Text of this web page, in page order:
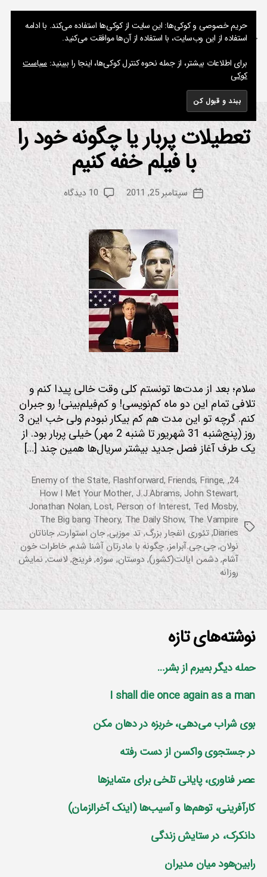
جستجو
نوشته های پراکنده یک مسعود
دسته‌ها
ین
ا
تعطیلات پربار یا چگونه خود را
با فیلم خفه کنیم
نویسنده
نوشته
م
ع
و
د
تاریخسپتامبر 25, 2011 10 دیدگاه
برای
تعطیلات
پربار
چگونه
خود
را
فیلم
خفه
سلام؛ بعد از مدت‌ها تونستم کلی وقت خالی پیدا کنم و
تلافی تمام این دو ماه کم‌نویسی! و کم‌فیلم‌بینی! رو جبران
کنم. گرچه تو این مدت هم کم بیکار نبودم ولی خب این 3
روز (پنج‌شنبه 31 شهریور تا شنبه 2 مهر) خیلی پربار بود. از
یک طرف آغاز فصل جدید بیشتر سریال‌ها همین چند […]
برچسب‌ها
24
,
Enemy of the State,Flashforward,Friends, Fringe,
How I Met Your Mother,J.J.Abrams,John Stewart,
Jonathan Nolan,Lost,Person of Interest, Ted Mosby,
The Big bang Theory,The Daily Show, The Vampire
Diaries
,تئوری انفجار بزرگ,تد موزبی,جان استوارت,جاناتان
نولان,جی.جی.آبرامز,چگونه با مادرتان آشنا شدم,خاطرات خون
آشام,دشمن ایالت(کشور), دوستان, سوژه,فرینج,لاست, نمایش
روزانه
نوشته‌های تازه
حمله دیگر بمیرم از بشر…
I shall die once again as a man
بوی شراب می‌دهی، خربزه در دهان مکن
در جستجوی واکسن از دست رفته
عصر فناوری، پایانی تلخی برای متمایز‌ها
کارآفرینی، توهم‌ها و آسیب‌ها (اینک آخرالزمان)
دانکرک، در ستایش زندگی
رابین‌هود میان مدیران
حریم خصوصی و کوکی‌ها: این سایت از کوکی‌ها استفاده می‌کند. با ادامه
استفاده از این وب‌سایت، با استفاده از آن‌ها موافقت می‌کنید.
برای اطلاعات بیشتر، از جمله نحوه کنترل کوکی‌ها، اینجا را ببینید: سیاست
کوکی